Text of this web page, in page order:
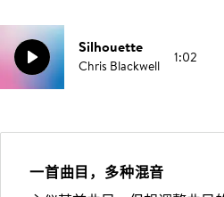
Silhouette
Chris Blackwell 1:02
一首曲目，多种混音